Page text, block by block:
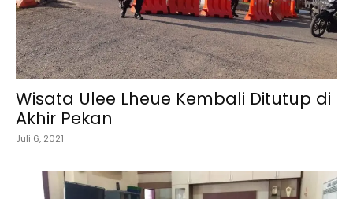
Wisata Ulee Lheue Kembali Ditutup di
Akhir Pekan
Juli 6, 2021